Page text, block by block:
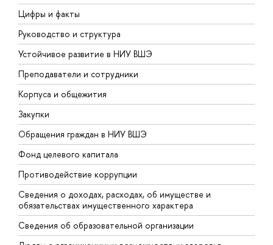
Цифры и факты
Руководство и структура
Устойчивое развитие в НИУ ВШЭ
Преподаватели и сотрудники
Корпуса и общежития
Закупки
Обращения граждан в НИУ ВШЭ
Фонд целевого капитала
Противодействие коррупции
Сведения о доходах, расходах, об имуществе и
обязательствах имущественного характера
Сведения об образовательной организации